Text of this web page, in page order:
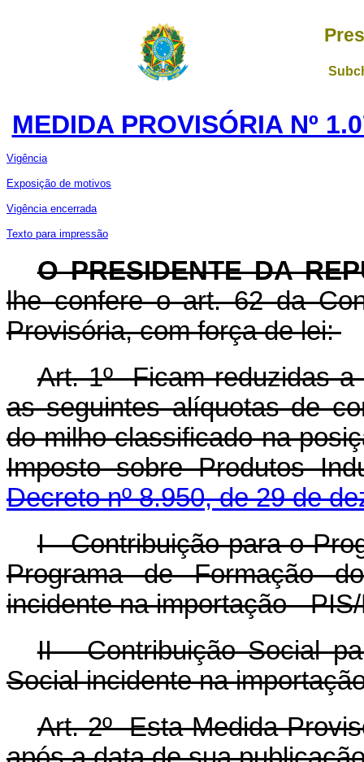
MEDIDA PROVISÓRIA Nº
Vigência
Exposição de motivos
Vigência encerrada
Texto para impressão
O PRESIDENTE DA
lhe confere o art. 62 da
Provisória, com força de lei:
Art. 1º Ficam reduzidas
as seguintes alíquotas de
do milho classificado na
Imposto sobre Produtos
Decreto nº 8.950, de 29 de
I - Contribuição para o
Programa de Formação
incidente na importação -
II - Contribuição Social
Social incidente na
Art. 2º Esta Medida